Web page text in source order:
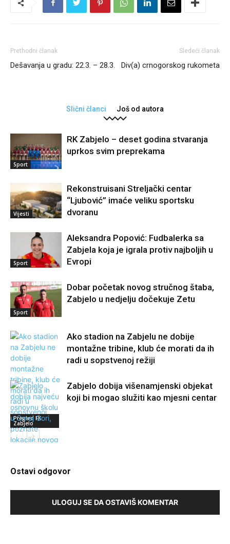
Prethodni članak
Dešavanja u gradu: 22.3. – 28.3.
Sledeći članak
Div(a) crnogorskog rukometa
Slični članci Još od autora
Sport
RK Zabjelo – deset godina stvaranja
uprkos svim preprekama
Vijesti
Rekonstruisani Streljački centar
“Ljubović” imaće veliku sportsku
dvoranu
Sport
Aleksandra Popović: Fudbalerka sa
Zabjela koja je igrala protiv najboljih u
Evropi
Sport
Dobar početak novog stručnog štaba,
Zabjelo u nedjelju dočekuje Zetu
Pregled FK
Zabjelo
Ako stadion na Zabjelu ne dobije
montažne tribine, klub će morati da ih
radi u sopstvenoj režiji
Zabjelo dobija višenamjenski objekat
koji bi mogao služiti kao mjesni centar
Ostavi odgovor
ULOGUJ SE DA OSTAVIŠ KOMENTAR